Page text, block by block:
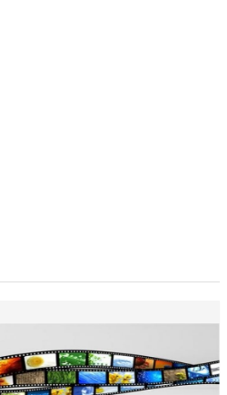
traccia il bilancio della stagione